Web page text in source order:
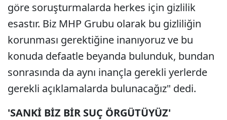
göre soruşturmalarda herkes için gizlilik
esastır. Biz MHP Grubu olarak bu gizliliğin
korunması gerektiğine inanıyoruz ve bu
konuda defaatle beyanda bulunduk, bundan
sonrasında da aynı inançla gerekli yerlerde
gerekli açıklamalarda bulunacağız" dedi.
'SANKİ BİZ BİR SUÇ ÖRGÜTÜYÜZ'